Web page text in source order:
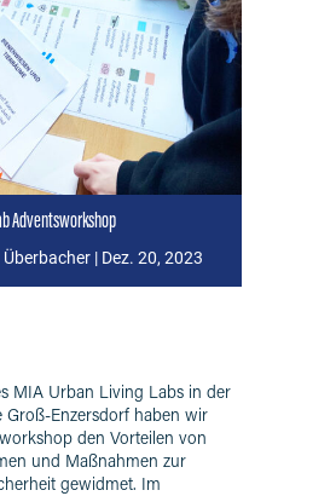
Adventsworkshop
Überbacher | Dez. 20, 2023
MIA Urban Living Labs in der
Groß-Enzersdorf haben wir
den Vorteilen von
und Maßnahmen zur
gewidmet. Im